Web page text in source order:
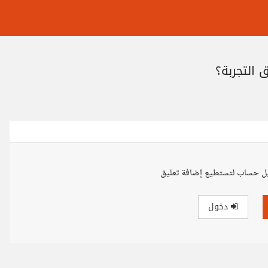
حساب لتستطيع إضافة تعليق
دخول